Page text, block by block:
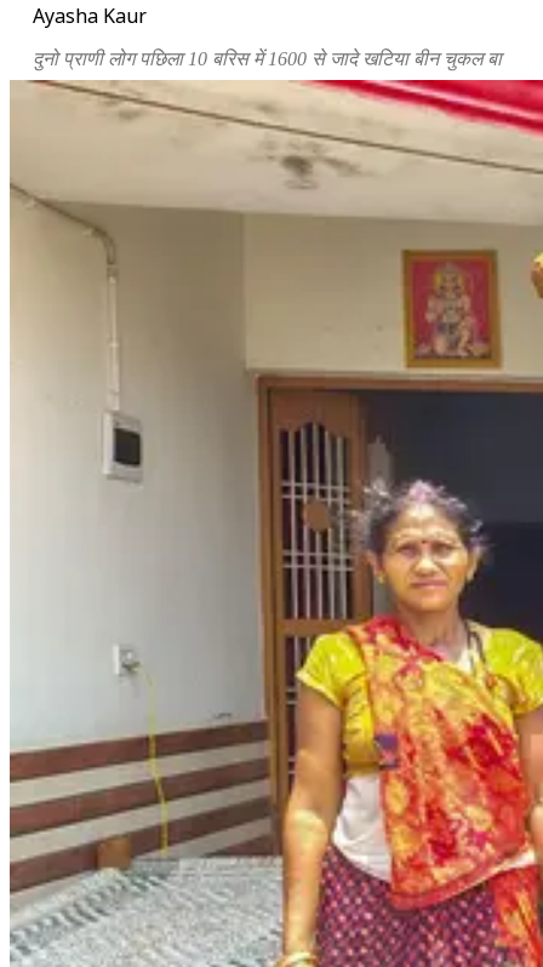
Ayasha Kaur
दुनो प्राणी लोग पछिला 10 बरिस में 1600 से जादे खटिया बीन चुकल बा